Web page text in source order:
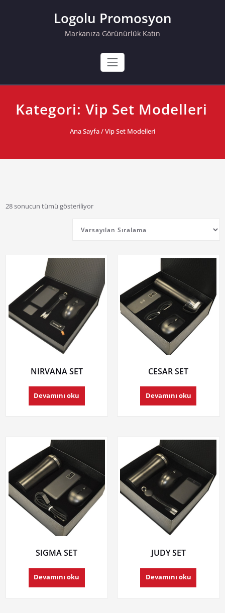
Logolu Promosyon
Markanıza Görünürlük Katın
Kategori: Vip Set Modelleri
Ana Sayfa/ Vip Set Modelleri
28 sonucun tümü gösteriliyor
NIRVANA SET
Devamını oku
CESAR SET
Devamını oku
SIGMA SET
Devamını oku
JUDY SET
Devamını oku